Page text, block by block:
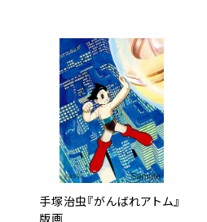
手塚治虫『がんばれアトム』
版画